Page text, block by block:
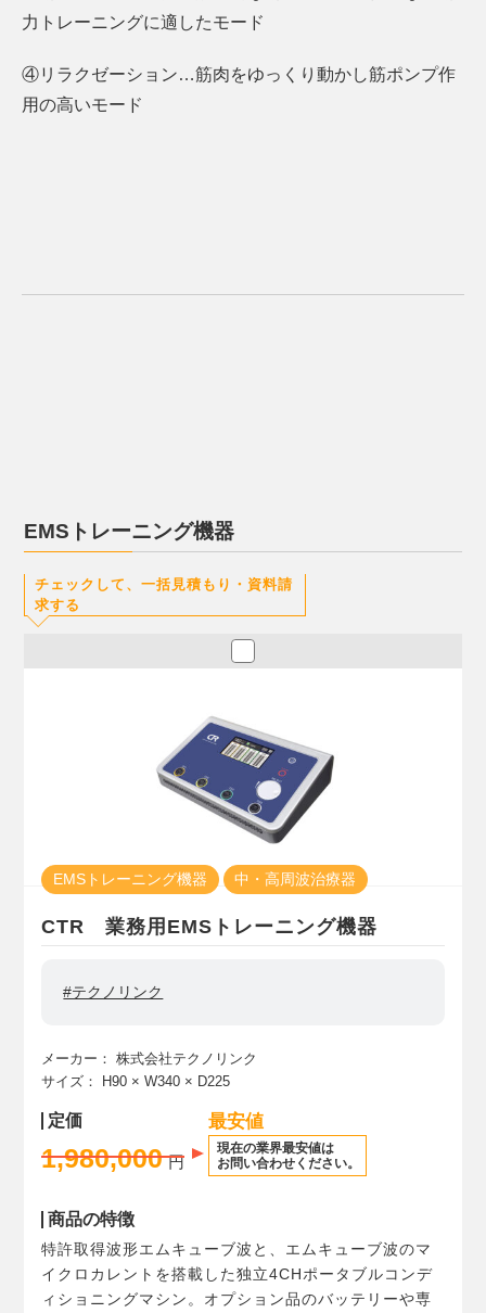
力トレーニングに適したモード
④リラクゼーション…筋肉をゆっくり動かし筋ポンプ作
用の高いモード
EMSトレーニング機器
チェックして、一括見積もり・資料請
求する
EMSトレーニング機器 中・高周波治療器
CTR 業務用EMSトレーニング機器
#テクノリンク
メーカー：
株式会社テクノリンク
サイズ：
H90 × W340 × D225
定価
1,980,000 円
最安値
現在の業界最安値は
お問い合わせください。
商品の特徴
特許取得波形エムキューブ波と、エムキューブ波のマ
イクロカレントを搭載した独立4CHポータブルコンデ
ィショニングマシン。オプション品のバッテリーや専